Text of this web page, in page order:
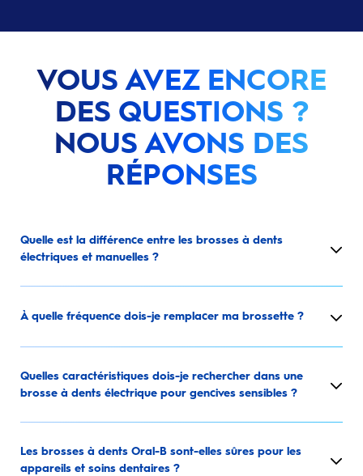
VOUS AVEZ ENCORE
DES QUESTIONS ?
NOUS AVONS DES
RÉPONSES
Quelle est la différence entre les brosses à dents
électriques et manuelles ?
À quelle fréquence dois-je remplacer ma brossette ?
Quelles caractéristiques dois-je rechercher dans une
brosse à dents électrique pour gencives sensibles ?
Les brosses à dents Oral-B sont-elles sûres pour les
appareils et soins dentaires ?